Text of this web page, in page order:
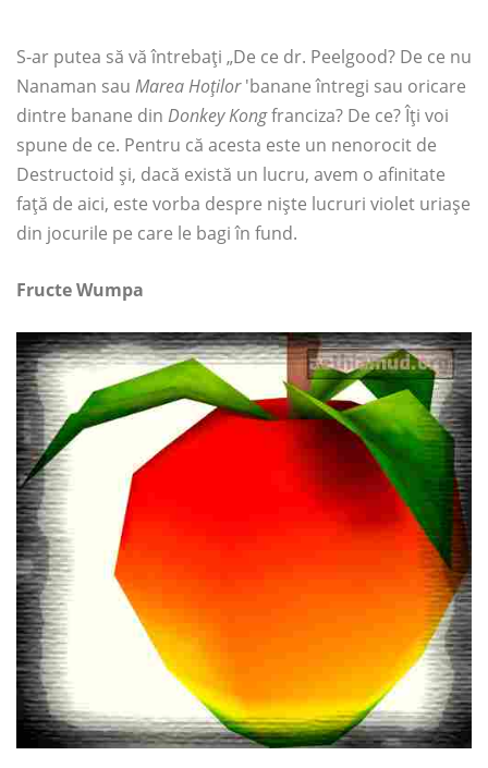
S-ar putea să vă întrebați „De ce dr. Peelgood? De ce nu
Nanaman sau Marea Hoților'banane întregi sau oricare
dintre banane din Donkey Kongfranciza? De ce? Îți voi
spune de ce. Pentru că acesta este un nenorocit de
Destructoid și, dacă există un lucru, avem o afinitate
față de aici, este vorba despre niște lucruri violet uriașe
din jocurile pe care le bagi în fund.
Fructe Wumpa